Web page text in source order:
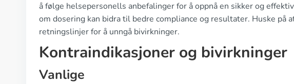
å følge helsepersonells anbefalinger for å oppnå en sikker og
om dosering kan bidra til bedre compliance og resultater. Huske på
retningslinjer for å unngå bivirkninger.
Kontraindikasjoner og bivirkninger
Vanlige